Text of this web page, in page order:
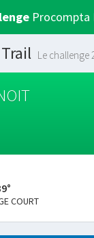
Procompta
Le challenge
COURT